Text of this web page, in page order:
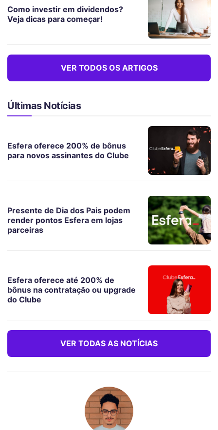
Como investir em dividendos?
Veja dicas para começar!
VER TODOS OS ARTIGOS
Últimas Notícias
Esfera oferece 200% de bônus
para novos assinantes do Clube
Presente de Dia dos Pais podem
render pontos Esfera em lojas
parceiras
Esfera oferece até 200% de
bônus na contratação ou upgrade
do Clube
VER TODAS AS NOTÍCIAS